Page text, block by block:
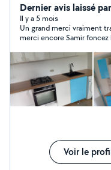
Installation serrure
robinetterie -
jardinage -installation
mur -montage de
installation colonne
jardin -fixation
lustres...) -Fixation tv
-Pose cabine de
Dépose d'anciens
vasque et lavabo -
acoustique -
rangement -Pose de
Dernier avis laissé
Il y a 5 mois
Un grand merci vraiment
merci encore Samir
Voir le